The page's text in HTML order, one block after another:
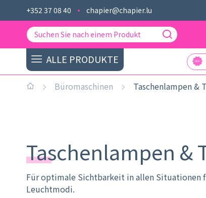
+352 37 08 40 chapier@chapier.lu
ALLE PRODUKTE
Büromaschinen Taschenlampen &
Taschenlampen &
Für optimale Sichtbarkeit in allen Situationen
Leuchtmodi.